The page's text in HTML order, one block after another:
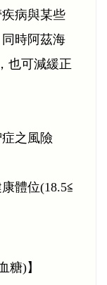
病與某些
時阿茲海
也可減緩正
之風險
體位(18.5≦
糖)】